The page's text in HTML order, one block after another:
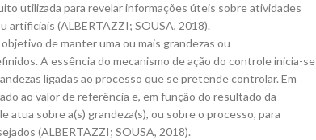
utilizada para revelar informações úteis sobre atividades
artificiais (ALBERTAZZI; SOUSA, 2018).
de manter uma ou mais grandezas ou
A essência do mecanismo de ação do controle inicia-se
ligadas ao processo que se pretende controlar. Em
ao valor de referência e, em função do resultado da
atua sobre a(s) grandeza(s), ou sobre o processo, para
(ALBERTAZZI; SOUSA, 2018).